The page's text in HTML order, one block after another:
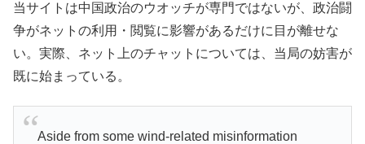
当サイトは中国政治のウオッチが専門ではないが、政治闘
争がネットの利用・閲覧に影響があるだけに目が離せな
い。実際、ネット上のチャットについては、当局の妨害が
既に始まっている。
Aside from some wind-related misinformation